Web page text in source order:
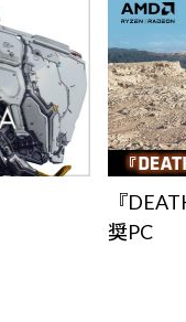
『
奨PC